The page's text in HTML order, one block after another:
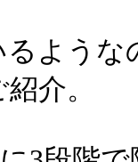
よう
介。